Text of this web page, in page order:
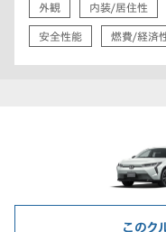
外観 内装/居住性
安全性能 燃費/経済
このク